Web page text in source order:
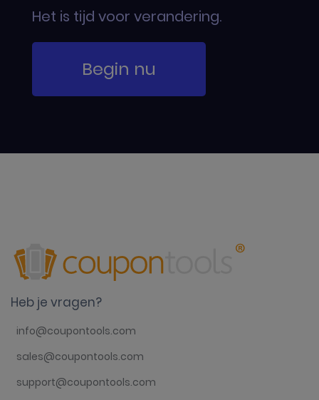
Het is tijd voor verandering.
Begin nu
Heb je vragen?
info@coupontools.com
sales@coupontools.com
support@coupontools.com